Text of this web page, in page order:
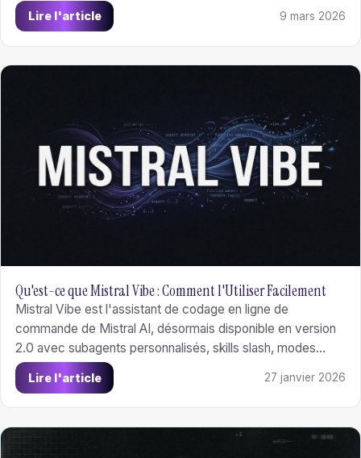
fondateurs de startup.
Lire l'article 9 mars 2026
Qu'est-ce que Mistral Vibe : Comment l'Utiliser Facilement
Mistral Vibe est l'assistant de codage en ligne de
commande de Mistral AI, désormais disponible en version
2.0 avec subagents personnalisés, skills slash, modes
d'agents unifiés et mises à jour automatiques. Une
interface conversationnelle native pour explorer, modifier
et déployer votre code en langage naturel, avec
déploiement self-hosted ou cloud.
Lire l'article 27 janvier 2026